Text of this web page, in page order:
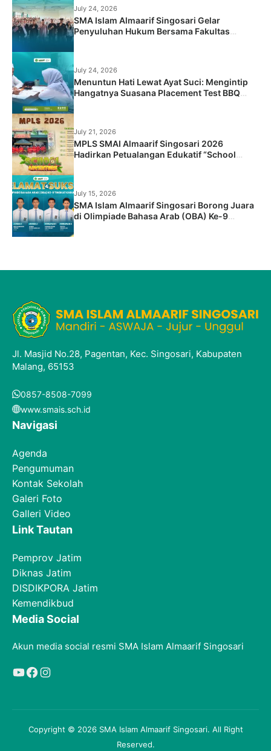
July 24, 2026
SMA Islam Almaarif Singosari Gelar
Penyuluhan Hukum Bersama Fakultas
July 24, 2026
Menuntun Hati Lewat Ayat Suci: Mengintip
Hangatnya Suasana Placement Test BBQ
July 21, 2026
MPLS SMAI Almaarif Singosari 2026
Hadirkan Petualangan Edukatif “School
July 15, 2026
SMA Islam Almaarif Singosari Borong Juara
di Olimpiade Bahasa Arab (OBA) Ke-9
Jl. Masjid No.28, Pagentan, Kec. Singosari, Kabupaten
Malang, 65153
0857-8508-7099
www.smais.sch.id
Navigasi
Agenda
Pengumuman
Kontak Sekolah
Galeri Foto
Galleri Video
Link Tautan
Pemprov Jatim
Diknas Jatim
DISDIKPORA Jatim
Kemendikbud
Media Social
Akun media social resmi SMA Islam Almaarif Singosari
YouTube
Facebook
Instagram
Copyright © 2026 SMA Islam Almaarif Singosari. All Right
Reserved.